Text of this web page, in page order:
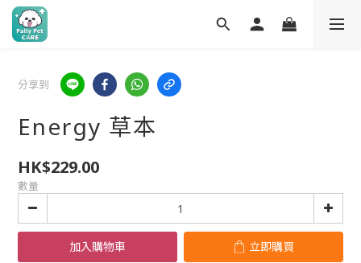
分享到
Energy 草本
HK$229.00
數量
加入購物車 立即購買